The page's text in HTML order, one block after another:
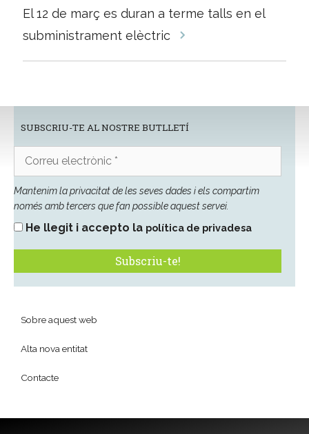
per
les
El 12 de març es duran a terme talls en el
subministrament elèctric
SUBSCRIU-TE AL NOSTRE BUTLLETÍ
electrònic
Mantenim la privacitat de les seves dades i els compartim
només amb tercers que fan possible aquest servei.
He llegit i accepto la política de privadesa
Sobre aquest web
Alta nova entitat
Contacte